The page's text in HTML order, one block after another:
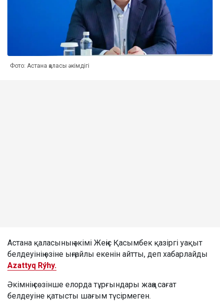
Фото: Астана қаласы әкімдігі
Астана қаласының әкімі Жеңіс Қасымбек қазіргі уақыт
белдеуінің өзіне ыңғайлы екенін айтты, деп хабарлайды
Azattyq Rýhy.
Әкімнің сөзінше елорда тұрғындары жаңа сағат
белдеуіне қатысты шағым түсірмеген.